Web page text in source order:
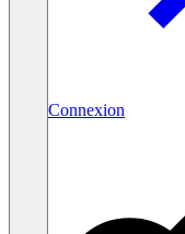
Connexion